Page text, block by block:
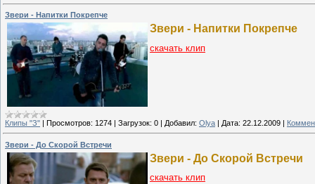
Звери - Напитки Покрепче
Звери - Напитки Покрепче
скачать клип
Клипы "З" | Просмотров: 1274 | Загрузок: 0 | Добавил: Olya | Дата: 22.12.2009 |
Звери - До Скорой Встречи
Звери - До Скорой Встречи
скачать клип